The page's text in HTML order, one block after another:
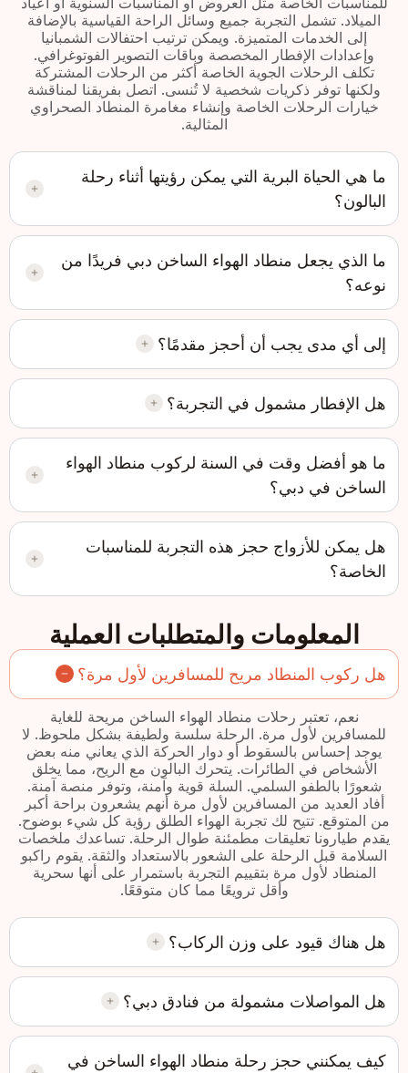
الميلاد. تشمل التجربة جميع وسائل الراحة القياسية بالإضافة
إلى الخدمات المتميزة. ويمكن ترتيب احتفالات الشمبانيا
وإعدادات الإفطار المخصصة وباقات التصوير الفوتوغرافي.
تكلف الرحلات الجوية الخاصة أكثر من الرحلات المشتركة
ولكنها توفر ذكريات شخصية لا تُنسى. اتصل بفريقنا لمناقشة
خيارات الرحلات الخاصة وإنشاء مغامرة المنطاد الصحراوي
المثالية.
ما هي الحياة البرية التي يمكن رؤيتها أثناء رحلة
البالون؟
ما الذي يجعل منطاد الهواء الساخن دبي فريدًا من
نوعه؟
إلى أي مدى يجب أن أحجز مقدمًا؟
هل الإفطار مشمول في التجربة؟
ما هو أفضل وقت في السنة لركوب منطاد الهواء
الساخن في دبي؟
هل يمكن للأزواج حجز هذه التجربة للمناسبات
الخاصة؟
المعلومات والمتطلبات العملية
هل ركوب المنطاد مريح للمسافرين لأول مرة؟
نعم، تعتبر رحلات منطاد الهواء الساخن مريحة للغاية
للمسافرين لأول مرة. الرحلة سلسة ولطيفة بشكل ملحوظ. لا
يوجد إحساس بالسقوط أو دوار الحركة الذي يعاني منه بعض
الأشخاص في الطائرات. يتحرك البالون مع الريح، مما يخلق
شعورًا بالطفو السلمي. السلة قوية وآمنة، وتوفر منصة آمنة.
أفاد العديد من المسافرين لأول مرة أنهم يشعرون براحة أكبر
من المتوقع. تتيح لك تجربة الهواء الطلق رؤية كل شيء بوضوح.
يقدم طيارونا تعليقات مطمئنة طوال الرحلة. تساعدك ملخصات
السلامة قبل الرحلة على الشعور بالاستعداد والثقة. يقوم راكبو
المنطاد لأول مرة بتقييم التجربة باستمرار على أنها سحرية
وأقل ترويعًا مما كان متوقعًا.
هل هناك قيود على وزن الركاب؟
هل المواصلات مشمولة من فنادق دبي؟
كيف يمكنني حجز رحلة منطاد الهواء الساخن في